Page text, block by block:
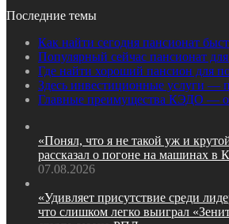
Последние темы
Как найти сегодня пансионат
Популярный сейчас пансионат
Где найти хороший пансион для
Здесь инвестиционные услуги —
Главные преимущества КЭДО —
«Понял, что я не такой уж и
рассказал о погоне на машинах в
07.08.2026
«Удивляет присутствие среди
что слишком легко выиграл